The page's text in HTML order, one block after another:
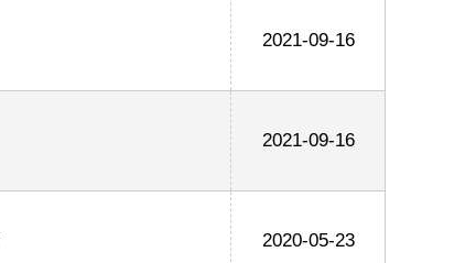
2021-09-16
2021-09-16
2020-05-23